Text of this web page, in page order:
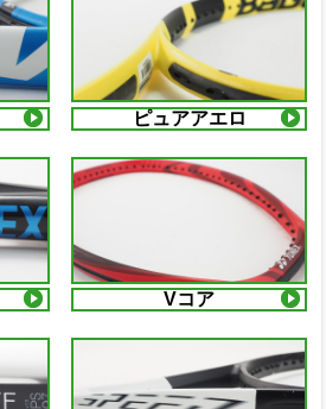
ピュアアエロ
Vコア